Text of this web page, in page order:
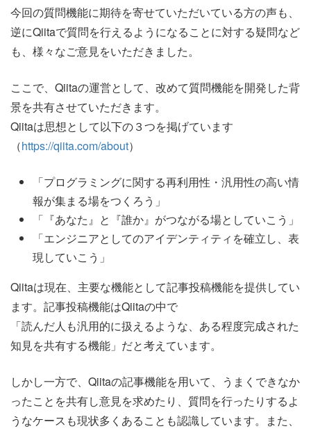
今回の質問機能に期待を寄せていただいている方の声も、
逆にQiitaで質問を行えるようになることに対する疑問など
も、様々なご意見をいただきました。
ここで、Qiitaの運営として、改めて質問機能を開発した背
景を共有させていただきます。
Qiitaは思想として以下の３つを掲げています
（https://qiita.com/about）
「プログラミングに関する再利用性・汎用性の高い情
報が集まる場をつくろう」
「『あなた』と『誰か』がつながる場としていこう」
「エンジニアとしてのアイデンティティを確立し、表
現していこう」
Qiitaは現在、主要な機能として記事投稿機能を提供してい
ます。記事投稿機能はQiitaの中で
「読んだ人も汎用的に扱えるような、ある程度完成された
知見を共有する機能」だと考えています。
しかし一方で、Qiitaの記事機能を用いて、うまくできなか
ったことを共有し意見を求めたり、質問を行ったりするよ
うなケースも現状多くあることも認識しています。また、